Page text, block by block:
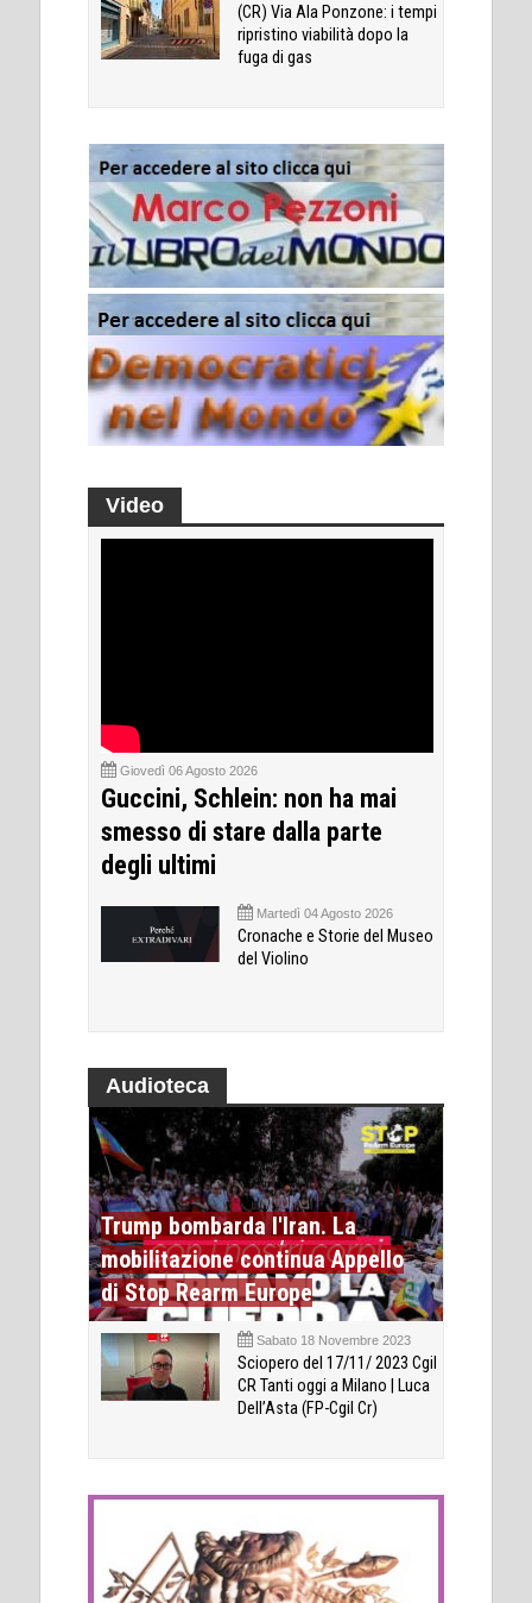
(CR) Via Ala Ponzone: i tempi
ripristino viabilità dopo la
fuga di gas
Video
Giovedì 06 Agosto 2026
Guccini, Schlein: non ha mai
smesso di stare dalla parte
degli ultimi
Martedì 04 Agosto 2026
Cronache e Storie del Museo
del Violino
Audioteca
Trump bombarda l'Iran. La
mobilitazione continua Appello
di Stop Rearm Europe
Sabato 18 Novembre 2023
Sciopero del 17/11/ 2023 Cgil
CR Tanti oggi a Milano | Luca
Dell’Asta (FP-Cgil Cr)